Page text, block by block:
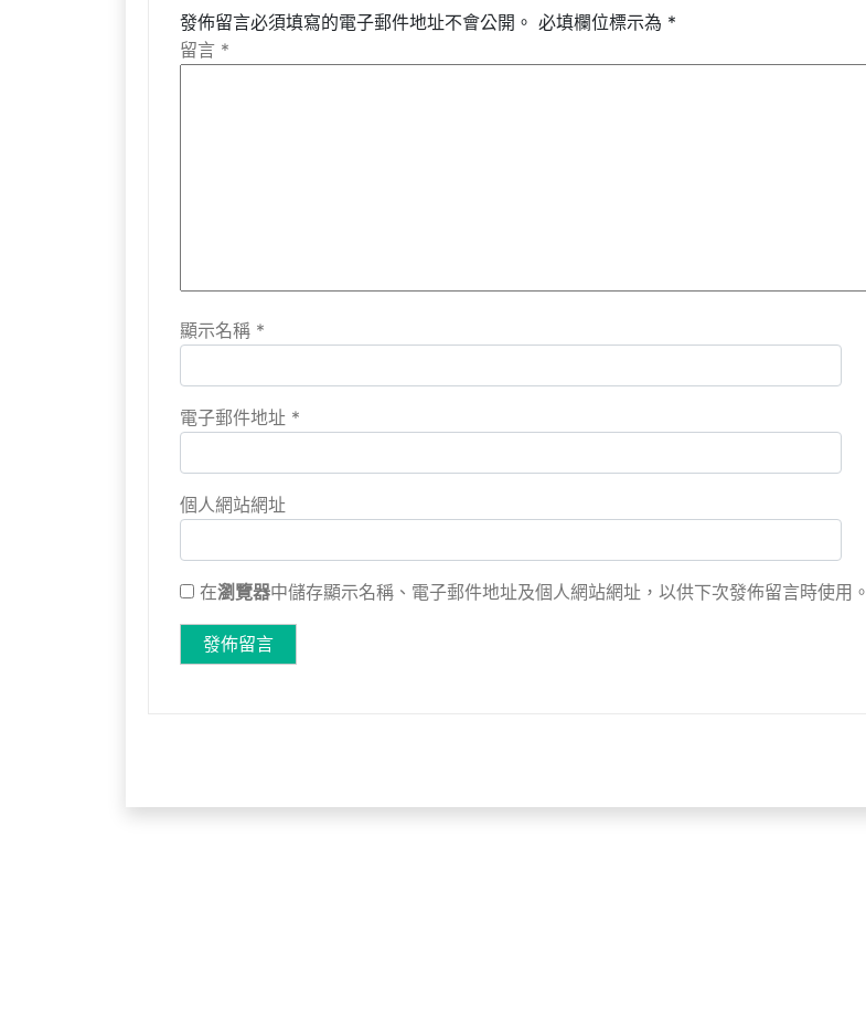
發佈留言必須填寫的電子郵件地址不會公開。 必填欄位標示為 *
留言 *
顯示名稱 *
電子郵件地址 *
個人網站網址
在瀏覽器中儲存顯示名稱、電子郵件地址及個人網站網址，以供下次發佈留言時使用。